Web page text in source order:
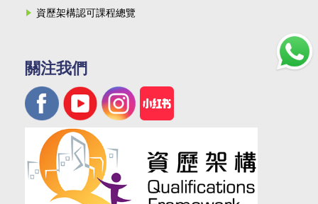
資歷架構認可課程總覽
關注我們